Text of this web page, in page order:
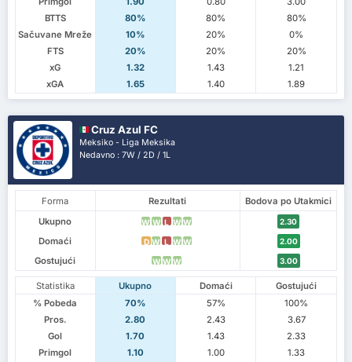
BTTS
80% 80%
80%
Sačuvane Mreže
10% 20%
0%
FTS
20% 20%
20%
xG
1.32 1.43
1.21
xGA
1.65 1.40 1.89
Cruz Azul FC
Meksiko - Liga Meksika
Nedavno : 7W / 2D / 1L
Forma Rezultati
Bodova po Utakmici
Ukupno
W W L W W 2.30
Domaći D W L W W 2.00
Gostujući W W W 3.00
Statistika Ukupno Domaći
Gostujući
% Pobeda
70% 57%
100%
Pros.
2.80 2.43
3.67
Gol
1.70 1.43
2.33
Primgol
1.10 1.00
1.33